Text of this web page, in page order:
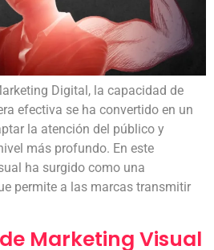
Digital, la capacidad de
efectiva se ha convertido en un
la atención del público y
más profundo. En este
ha surgido como una
permite a las marcas transmitir
Marketing Visual